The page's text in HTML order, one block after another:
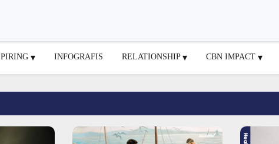
INFOGRAFIS RELATIONSHIP CBN IMPACT